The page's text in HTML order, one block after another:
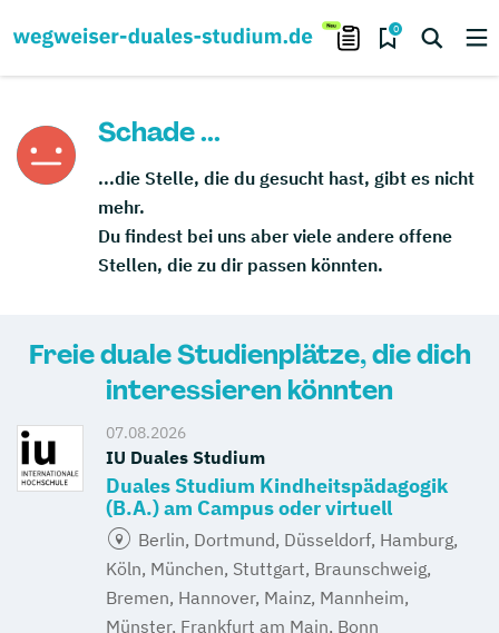
0
Schade ...
...die Stelle, die du gesucht hast, gibt es nicht
mehr.
Du findest bei uns aber viele andere offene
Stellen, die zu dir passen könnten.
Freie duale Studienplätze, die dich
interessieren könnten
07.08.2026
IU Duales Studium
Duales Studium Kindheitspädagogik
(B.A.) am Campus oder virtuell
Berlin, Dortmund, Düsseldorf, Hamburg,
Köln, München, Stuttgart, Braunschweig,
Bremen, Hannover, Mainz, Mannheim,
Münster, Frankfurt am Main, Bonn